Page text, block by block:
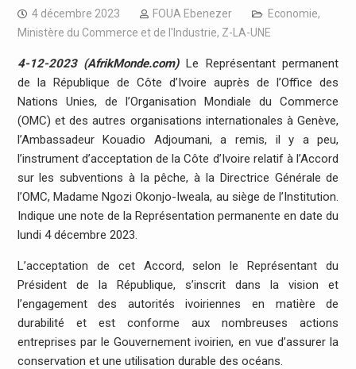
4 décembre 2023 FOUA Ebenezer Economie,
Ministère du Commerce et de l'Industrie, Z-LA-UNE
4-12-2023 (AfrikMonde.com) Le Représentant permanent
de la République de Côte d’Ivoire auprès de l’Office des
Nations Unies, de l’Organisation Mondiale du Commerce
(OMC) et des autres organisations internationales à Genève,
l’Ambassadeur Kouadio Adjoumani, a remis, il y a peu,
l’instrument d’acceptation de la Côte d’Ivoire relatif à l’Accord
sur les subventions à la pêche, à la Directrice Générale de
l’OMC, Madame Ngozi Okonjo-Iweala, au siège de l’Institution.
Indique une note de la Représentation permanente en date du
lundi 4 décembre 2023.
L’acceptation de cet Accord, selon le Représentant du
Président de la République, s’inscrit dans la vision et
l’engagement des autorités ivoiriennes en matière de
durabilité et est conforme aux nombreuses actions
entreprises par le Gouvernement ivoirien, en vue d’assurer la
conservation et une utilisation durable des océans.